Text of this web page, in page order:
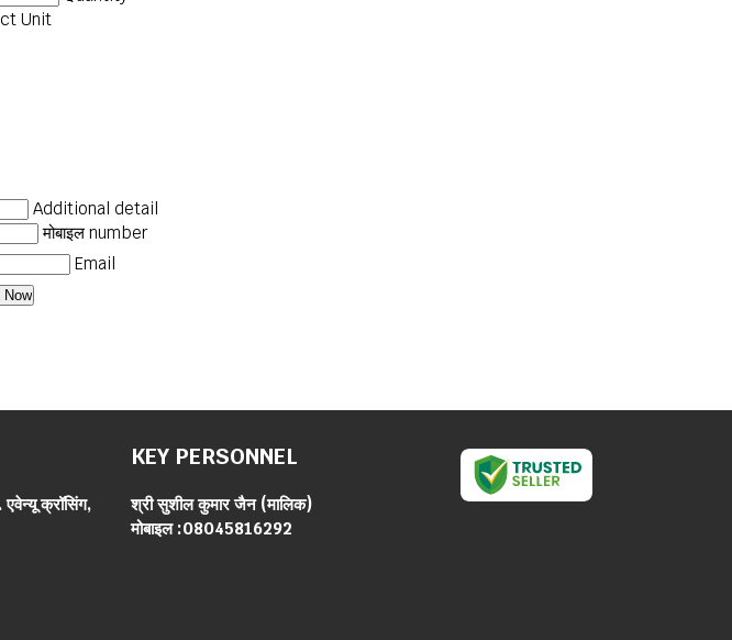
Unit
Additional detail
मोबाइल number
Email
क्रॉसिंग,
KEY PERSONNEL
श्री सुशील कुमार जैन(मालिक)
मोबाइल :08045816292